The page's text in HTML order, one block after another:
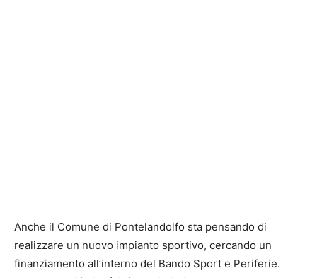
Anche il Comune di Pontelandolfo sta pensando di
realizzare un nuovo impianto sportivo, cercando un
finanziamento all’interno del Bando Sport e Periferie.